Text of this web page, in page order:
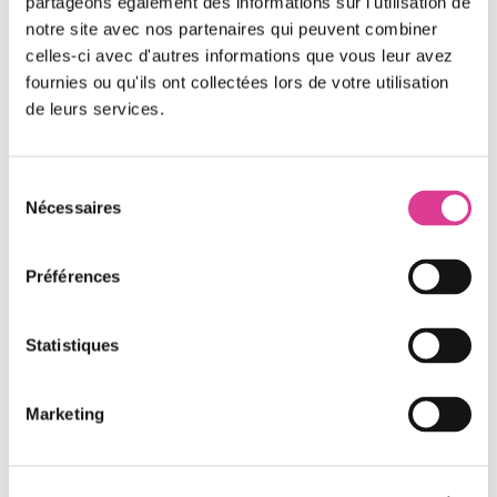
notre site avec nos partenaires qui peuvent combiner
celles-ci avec d'autres informations que vous leur avez
fournies ou qu'ils ont collectées lors de votre utilisation
de leurs services.
Nécessaires
Préférences
Statistiques
Marketing
et de la Maitrise de l’Energie)...